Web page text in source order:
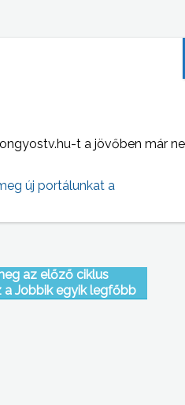
az előző ciklus
Jobbik egyik legfőbb
t a jövőben már
új portálunkat a